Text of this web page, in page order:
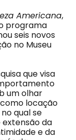
Americana,
programa
seis novos
no Museu
que visa
um olhar
locação
qual se
da
e da